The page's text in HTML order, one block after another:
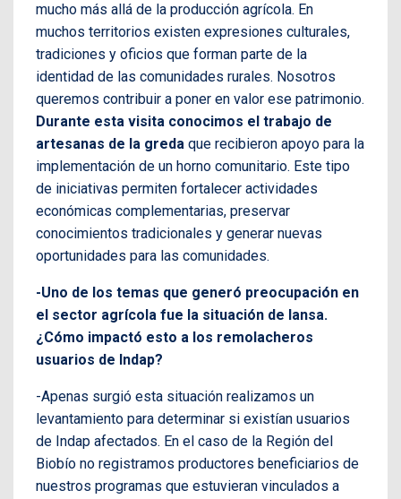
mucho más allá de la producción agrícola. En
muchos territorios existen expresiones culturales,
tradiciones y oficios que forman parte de la
identidad de las comunidades rurales. Nosotros
queremos contribuir a poner en valor ese patrimonio.
Durante esta visita conocimos el trabajo de
artesanas de la greda que recibieron apoyo para la
implementación de un horno comunitario. Este tipo
de iniciativas permiten fortalecer actividades
económicas complementarias, preservar
conocimientos tradicionales y generar nuevas
oportunidades para las comunidades.
-Uno de los temas que generó preocupación en
el sector agrícola fue la situación de Iansa.
¿Cómo impactó esto a los remolacheros
usuarios de Indap?
-Apenas surgió esta situación realizamos un
levantamiento para determinar si existían usuarios
de Indap afectados. En el caso de la Región del
Biobío no registramos productores beneficiarios de
nuestros programas que estuvieran vinculados a